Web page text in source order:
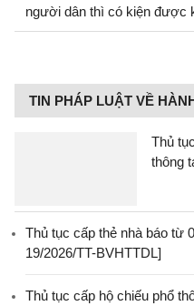
người dân thì có kiện được
TIN PHÁP LUẬT VỀ
Thủ
thông
Thủ tục cấp thẻ nhà báo từ
19/2026/TT-BVHTTDL]
Thủ tục cấp hộ chiếu phổ